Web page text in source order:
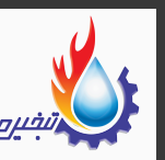
content